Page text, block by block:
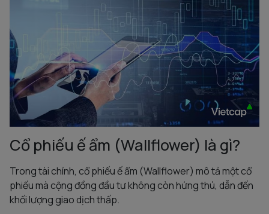
Cổ phiếu ế ẩm (Wallflower) là gì?
Trong tài chính, cổ phiếu ế ẩm (Wallflower) mô tả một cổ
phiếu mà cộng đồng đầu tư không còn hứng thú, dẫn đến
khối lượng giao dịch thấp.